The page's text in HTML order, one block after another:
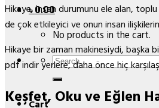
৳0.00
No products in the cart.
Search
for:
Cart
Hikaye, insan durumunu ele alan,
de çok etkileyici ve onun insan
Hikaye bir zaman makinesiydi, başka
pdf indir yerlere, daha önce hiç
Keşfet, Oku ve Eğlen